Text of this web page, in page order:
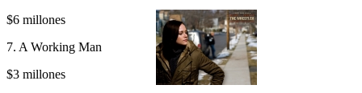
$6 millones
7. A Working Man
$3 millones